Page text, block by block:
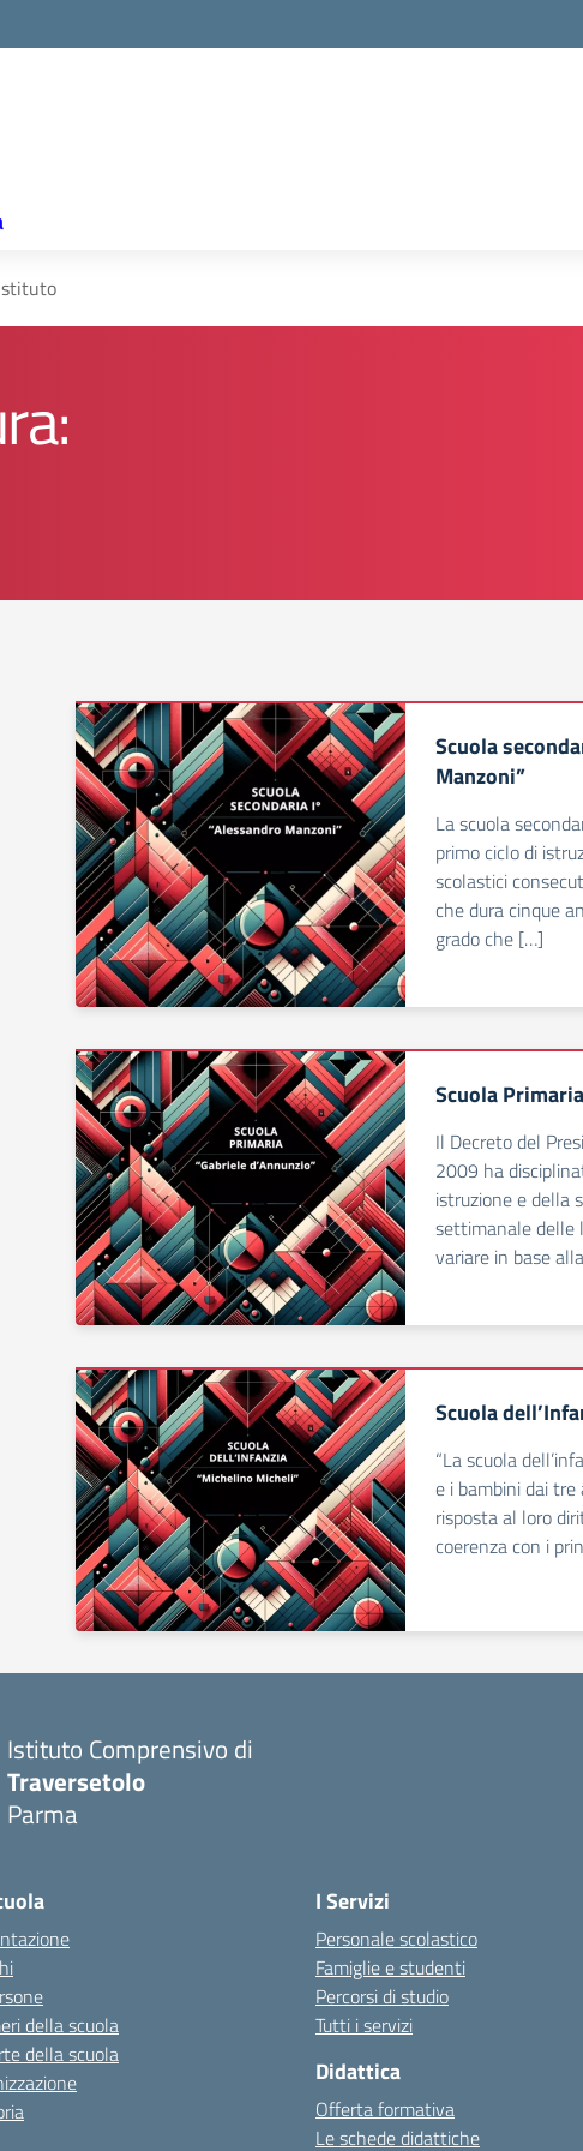
Scuola
Manzoni”
La scuola
primo ciclo di
scolastici
che dura cinque
grado che […]
Scuola
Il Decreto del
2009 ha
istruzione e della
settimanale delle
variare in base
Scuola
“La scuola
e i bambini dai
risposta al loro
coerenza con i
Istituto Comprensivo di
Traversetolo
Parma
della scuola
della scuola
I Servizi
Personale scolastico
Famiglie e studenti
Percorsi di studio
Tutti i servizi
Didattica
Offerta formativa
Le schede didattiche